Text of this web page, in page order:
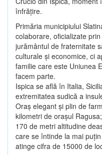
înfrăţire.
Primăria municipiului
colaborare, oficializate
jurământul de fraternitate
culturale şi economice, ci
familie care este Uniunea
facem parte.
Ispica se află în Italia,
extremitatea sudică a
Oraş elegant şi plin de
kilometri de oraşul
170 de metri altitudine
care se întinde la mai
atinge cifra de 15000 de